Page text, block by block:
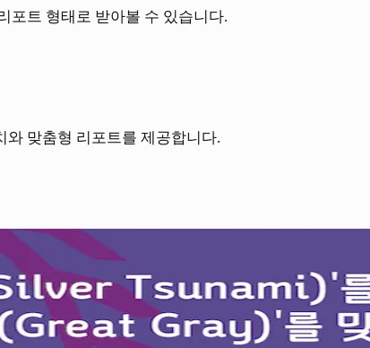
포트 형태로 받아볼 수 있습니다.
맞춤형 리포트를 제공합니다.